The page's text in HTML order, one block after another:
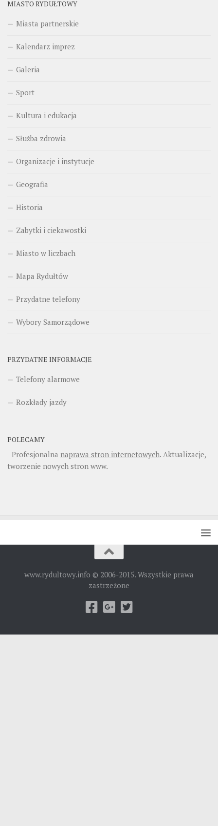
MIASTO RYDUŁTOWY
Miasta partnerskie
Kalendarz imprez
Galeria
Sport
Kultura i edukacja
Służba zdrowia
Organizacje i instytucje
Geografia
Historia
Zabytki i ciekawostki
Miasto w liczbach
Mapa Rydułtów
Przydatne telefony
Wybory Samorządowe
PRZYDATNE INFORMACJE
Telefony alarmowe
Rozkłady jazdy
POLECAMY
- Profesjonalna naprawa stron internetowych. Aktualizacje,
tworzenie nowych stron www.
www.rydultowy.info © 2006-2015. Wszystkie prawa
zastrzeżone